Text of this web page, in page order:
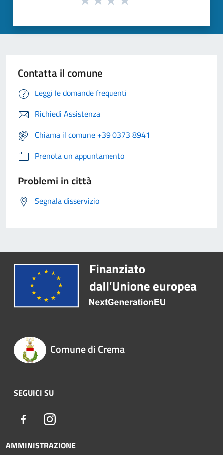
Contatta il comune
Leggi le domande frequenti
Richiedi Assistenza
Chiama il comune +39 0373 8941
Prenota un appuntamento
Problemi in città
Segnala disservizio
Comune di Crema
SEGUICI SU
FacebookInstagram
AMMINISTRAZIONE